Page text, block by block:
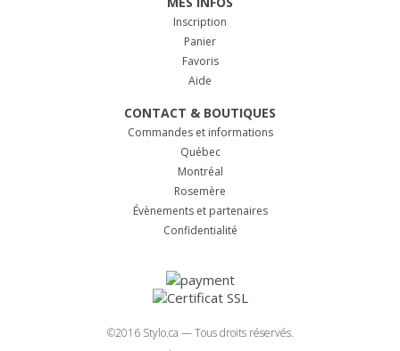
Inscription
Panier
Favoris
Aide
CONTACT & BOUTIQUES
Commandes et informations
Québec
Montréal
Rosemère
Évènements et partenaires
Confidentialité
©2016 Stylo.ca — Tous droits réservés.